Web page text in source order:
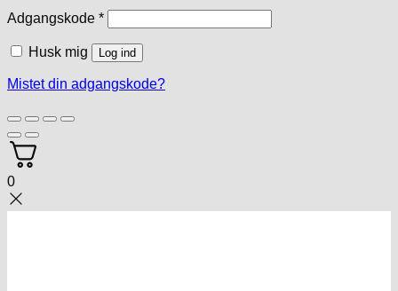
Adgangskode *Påkrævet
Husk mig Log ind
Mistet din adgangskode?
0